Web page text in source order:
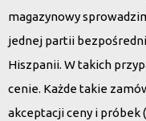
magazynowy
jednej partii
Hiszpanii. W takich
cenie. Każde takie
akceptacji ceny i próbek